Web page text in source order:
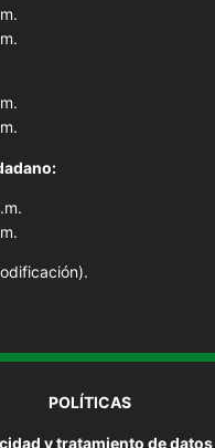
POLÍTICAS
y tratamiento de